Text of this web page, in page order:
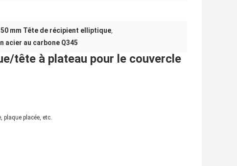
mm Tête de récipient elliptique,
acier au carbone Q345
tête à plateau pour le couvercle
plaque placée, etc.